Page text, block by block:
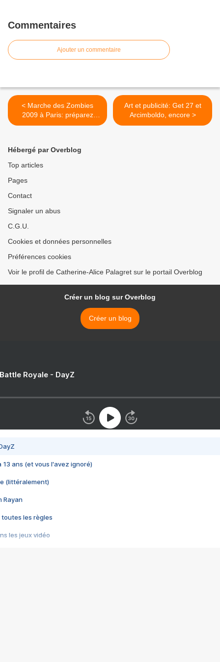
Commentaires
Ajouter un commentaire
< Marche des Zombies
2009 à Paris: préparez
vous!
Art et publicité: Get 27 et
Arcimboldo, encore >
Hébergé par Overblog
Top articles
Pages
Contact
Signaler un abus
C.G.U.
Cookies et données personnelles
Préférences cookies
Voir le profil de Catherine-Alice Palagret sur le portail Overblog
Créer un blog sur Overblog
Créer un blog
Royale - DayZ
13 ans (et vous l'avez ignoré)
(littéralement)
Rayan
toutes les règles
les jeux vidéo